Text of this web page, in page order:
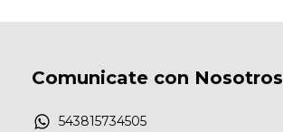
Comunicate con Nosotros
543815734505